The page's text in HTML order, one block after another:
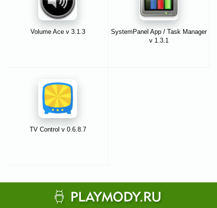
Volume Ace v 3.1.3
SystemPanel App / Task Manager
v 1.3.1
TV Control v 0.6.8.7